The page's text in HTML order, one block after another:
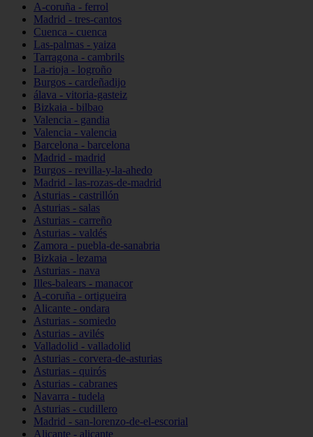
A-coruña - ferrol
Madrid - tres-cantos
Cuenca - cuenca
Las-palmas - yaiza
Tarragona - cambrils
La-rioja - logroño
Burgos - cardeñadijo
álava - vitoria-gasteiz
Bizkaia - bilbao
Valencia - gandia
Valencia - valencia
Barcelona - barcelona
Madrid - madrid
Burgos - revilla-y-la-ahedo
Madrid - las-rozas-de-madrid
Asturias - castrillón
Asturias - salas
Asturias - carreño
Asturias - valdés
Zamora - puebla-de-sanabria
Bizkaia - lezama
Asturias - nava
Illes-balears - manacor
A-coruña - ortigueira
Alicante - ondara
Asturias - somiedo
Asturias - avilés
Valladolid - valladolid
Asturias - corvera-de-asturias
Asturias - quirós
Asturias - cabranes
Navarra - tudela
Asturias - cudillero
Madrid - san-lorenzo-de-el-escorial
Alicante - alicante